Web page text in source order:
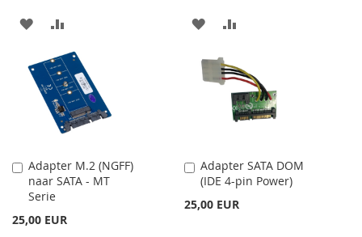
ADAUGATI
LISTA
DE
DORINTE
PENTRU
COMPARARE
ADAUGATI
LISTACOMPARARE
Adapter M.2 (NGFF)
naar SATA - MT
Serie
25,00 EUR
Adauga
în
cos
Adapter SATA DOM
(IDE 4-pin Power)
25,00 EUR
Adauga
în
cos